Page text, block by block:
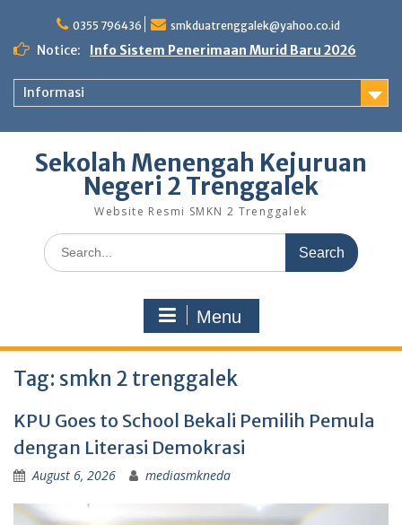
content
0355 796436 smkduatrenggalek@yahoo.co.id
Notice: Info Sistem Penerimaan Murid Baru 2026
Informasi
Sekolah Menengah Kejuruan
Negeri 2 Trenggalek
Website Resmi SMKN 2 Trenggalek
Search
for:
Menu
Tag: smkn 2 trenggalek
KPU Goes to School Bekali Pemilih Pemula
dengan Literasi Demokrasi
August 6, 2026 mediasmkneda